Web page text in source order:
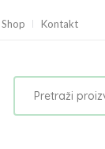
Shop Kontakt